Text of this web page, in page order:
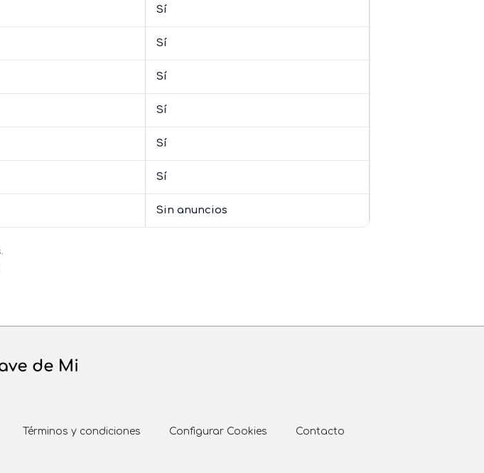
Sí
Sí
Sí
Sí
Sí
Sí
Sin anuncios
Términos y condiciones Configurar Cookies Contacto